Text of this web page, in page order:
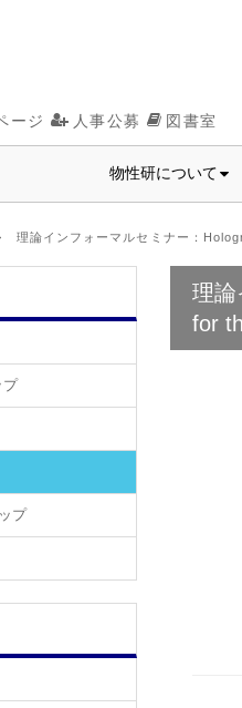
ージ 人事公募 図書室
物性研について
論インフォーマルセミナー：
プ
プ
理論
for